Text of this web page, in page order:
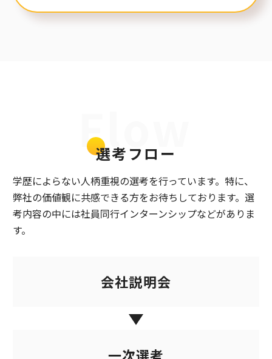
選考フロー
Flow
学歴によらない人柄重視の選考を行っています。特に、
弊社の価値観に共感できる方をお待ちしております。 選
考内容の中には社員同行インターンシップなどがありま
す。
会社説明会
一次選考